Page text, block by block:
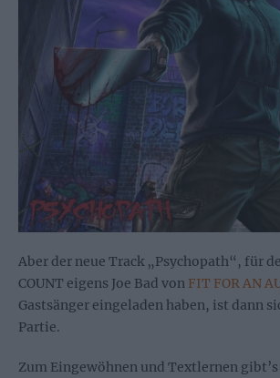
Aber der neue Track „Psychopath“, für
COUNT eigens Joe Bad von FIT FOR AN
Gastsänger eingeladen haben, ist dann
Partie.
Zum Eingewöhnen und Textlernen